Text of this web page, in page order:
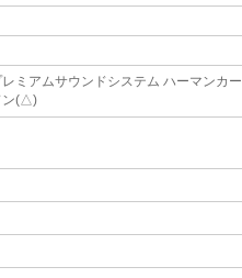
レミアムサウンドシステム ハーマンカー
ン(△)